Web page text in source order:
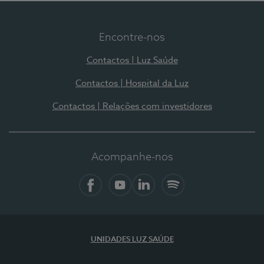
Encontre-nos
Contactos | Luz Saúde
Contactos | Hospital da Luz
Contactos | Relações com investidores
Acompanhe-nos
UNIDADES LUZ SAÚDE